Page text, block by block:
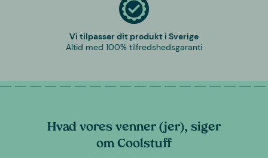
Vi tilpasser dit produkt i Sverige
Altid med 100% tilfredshedsgaranti
Hvad vores venner (jer), siger
om Coolstuff